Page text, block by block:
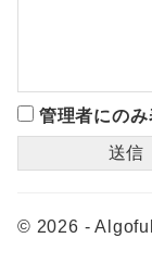
管理者にの
© 2026 - Algoful